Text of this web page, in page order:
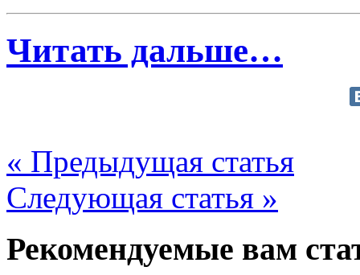
Читать дальше…
« Предыдущая статья
Следующая статья »
Рекомендуемые вам